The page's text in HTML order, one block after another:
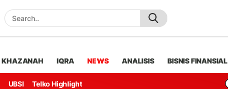
KHAZANAH IQRA NEWS ANALISIS BISNIS FINANSIAL
UBSI Telko Highlight